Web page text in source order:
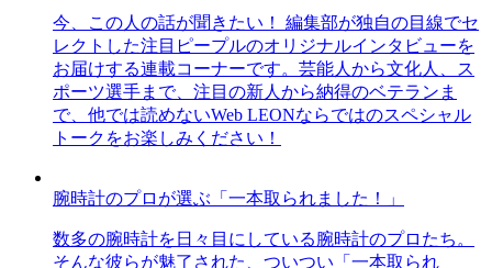
今、この人の話が聞きたい！ 編集部が独自の目線でセ
レクトした注目ピープルのオリジナルインタビューを
お届けする連載コーナーです。芸能人から文化人、ス
ポーツ選手まで、注目の新人から納得のベテランま
で、他では読めないWeb LEONならではのスペシャル
トークをお楽しみください！
腕時計のプロが選ぶ「一本取られました！」
数多の腕時計を日々目にしている腕時計のプロたち。
そんな彼らが魅了された、ついつい「一本取られ